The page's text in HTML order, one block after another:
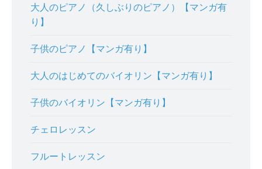
大人のピアノ（久しぶりのピアノ）【マンガ有
り】
子供のピアノ【マンガ有り】
大人のはじめてのバイオリン【マンガ有り】
子供のバイオリン【マンガ有り】
チェロレッスン
フルートレッスン